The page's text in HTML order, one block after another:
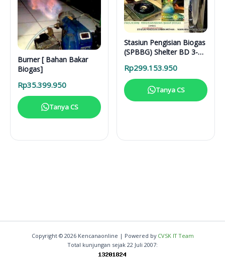
Burner [ Bahan Bakar
Biogas]
Rp35.399.950
Tanya CS
Stasiun Pengisian Biogas
(SPBBG) Shelter BD 3-
Rp299.153.950
Tanya CS
Copyright © 2026 Kencanaonline | Powered by CVSK IT Team
Total kunjungan sejak 22 Juli 2007: